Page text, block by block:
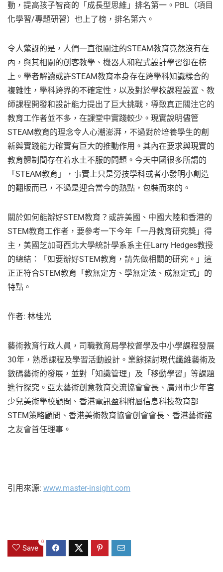
動，提高孩子智商的「成長型思維」排名第一。PBL（項目
化學習/專題研習）也上了榜，排名第六。
令人驚訝的是，人們一直很關注的STEAM教育竟然沒有在
內，與其相關的創客教學、機器人和程式設計學習卻在榜
上。學者解讀或許STEAM教育本身存在跨學科知識糅合的
複雜性，學科跨界的不確定性，以及對於學校課程設置、教
師課程開發和設計能力提出了巨大挑戰，導致真正關注它的
教育工作者並不多，在課堂中實踐較少。現實說明儘管
STEAM教育的理念令人心潮澎湃，不過對於培養學生的創
新與實踐能力確實有巨大的推動作用。其內在要求與現實的
教育體制間存在着水土不服的問題。今天中國很多所謂的
「STEAM教育」，事實上只是勞技學科或者小發明小創造
的翻版而已，不過是迎合當今的熱點，包裝而來的。
關於如何能辦好STEM教育？或許美國、中國大陸和香港的
STEM教育工作者，要參考一下今年「一丹教育研究獎」得
主，美國芝加哥西北大學統計學系系主任Larry Hedges教授
的總結：「如要辦好STEM教育，請先做相關的研究。」這
正正符合STEM教育「教無定方、學無定法、成無定式」的
特點。
作者: 林桂光
藝術教育行政人員，司職教育局學校督學及中小學課程發展
30年，熟悉課程及學習活動設計。業餘探討現代纖維藝術及
數碼藝術的發展，並對「知識管理」及「移動學習」等課題
進行探究。亞太藝術創意教育交流協會會長、廣州市少年宮
少兒美術學校顧問、香港電訊盈科附屬信息科技教育部
STEM策略顧問、香港美術教育協會創會會長、香港藝術館
之友會首任理事。
引用來源: www.master-insight.com
Save
0